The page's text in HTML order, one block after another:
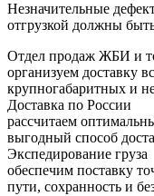
Незначительные
отгрузкой должны
Отдел продаж ЖБИ и
организуем доставку
крупногабаритных и
Доставка по России
рассчитаем
выгодный способ
Экспедирование груза
обеспечим поставку
пути, сохранность и